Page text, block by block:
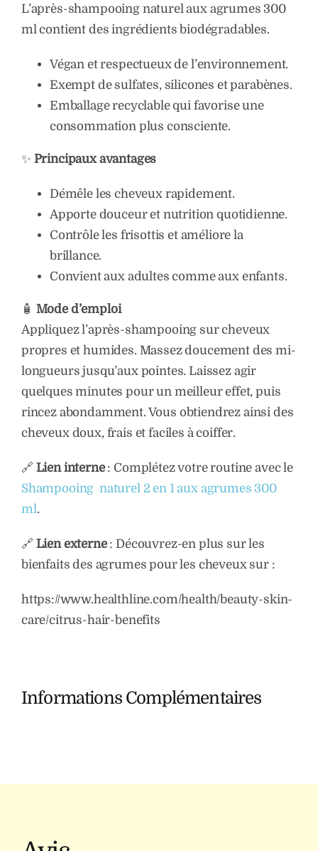
L’après-shampooing naturel aux agrumes 300
ml contient des ingrédients biodégradables.
Végan et respectueux de l’environnement.
Exempt de sulfates, silicones et parabènes.
Emballage recyclable qui favorise une
consommation plus consciente.
✨ Principaux avantages
Démêle les cheveux rapidement.
Apporte douceur et nutrition quotidienne.
Contrôle les frisottis et améliore la
brillance.
Convient aux adultes comme aux enfants.
🧴 Mode d’emploi
Appliquez l’après-shampooing sur cheveux
propres et humides. Massez doucement des mi-
longueurs jusqu’aux pointes. Laissez agir
quelques minutes pour un meilleur effet, puis
rincez abondamment. Vous obtiendrez ainsi des
cheveux doux, frais et faciles à coiffer.
🔗 Lien interne: Complétez votre routine avec le
Shampooing naturel 2 en 1 aux agrumes 300
ml.
🔗 Lien externe: Découvrez-en plus sur les
bienfaits des agrumes pour les cheveux sur :
https://www.healthline.com/health/beauty-skin-
care/citrus-hair-benefits
Informations Complémentaires